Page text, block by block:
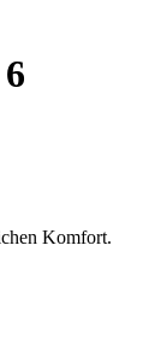
Komfort.